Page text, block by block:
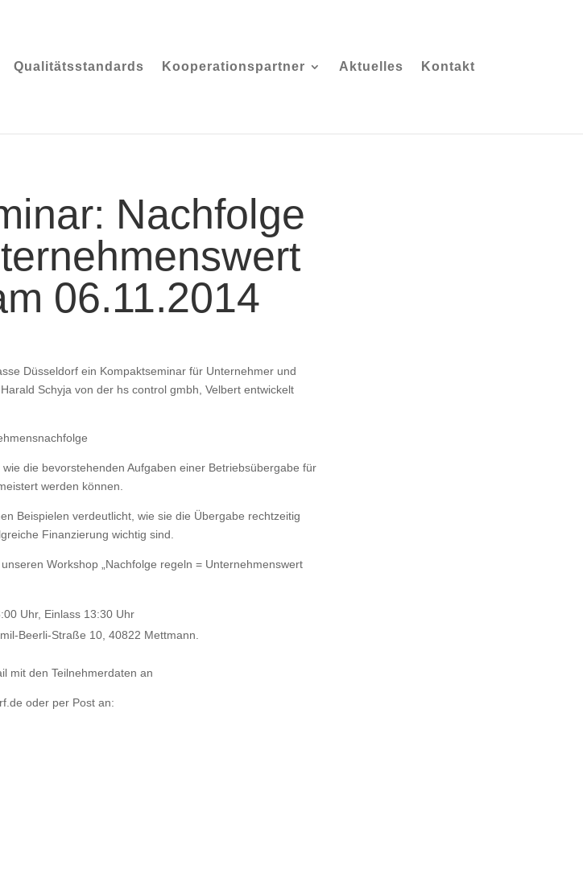
Qualitätsstandards Kooperationspartner Aktuelles Kontakt
Nachfolge
06.11.2014
Düsseldorf ein Kompaktseminar für Unternehmer und
Schyja von der hs control gmbh, Velbert entwickelt
die bevorstehenden Aufgaben einer Betriebsübergabe für
werden können.
Beispielen verdeutlicht, wie sie die Übergabe rechtzeitig
Finanzierung wichtig sind.
Workshop „Nachfolge regeln = Unternehmenswert
Uhr, Einlass 13:30 Uhr
Beerli-Straße 10, 40822 Mettmann.
mit den Teilnehmerdaten an
oder per Post an: